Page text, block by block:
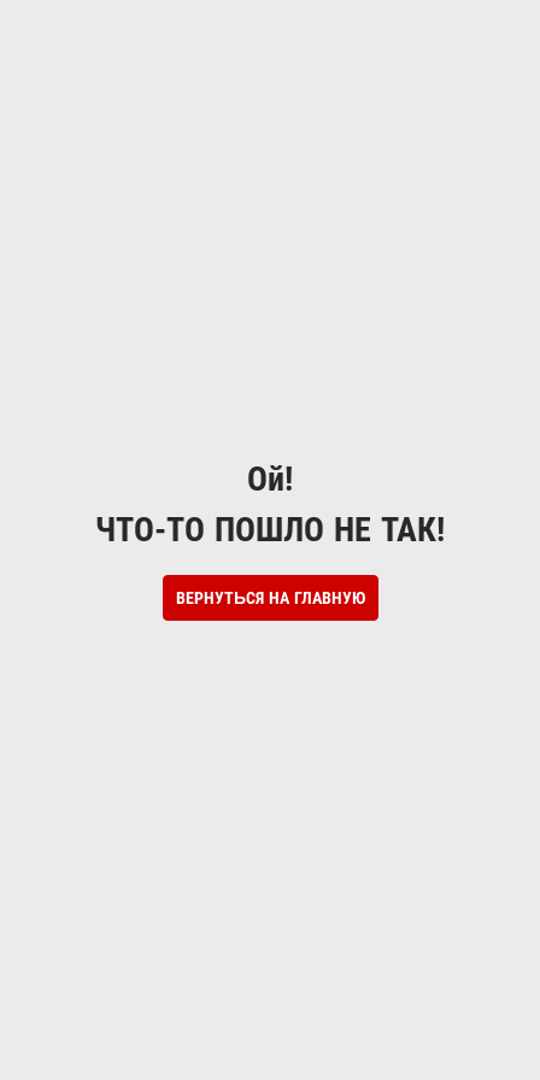
Ой!
ЧТО-ТО ПОШЛО НЕ ТАК!
ВЕРНУТЬСЯ НА ГЛАВНУЮ